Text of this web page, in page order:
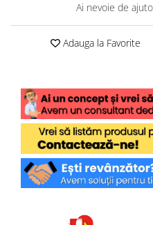
Ai nevoie de
Adauga la Favorite